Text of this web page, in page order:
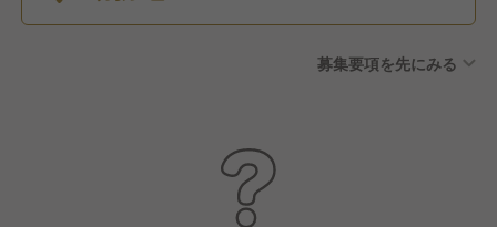
募集要項を先にみる